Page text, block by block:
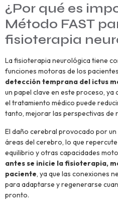
¿Por qué es
Método FAST
fisioterapia
La fisioterapia neurológica tiene
funciones motoras de los
detección temprana del ictus
un papel clave en este proceso, ya
el tratamiento médico puede
tanto, mejorar las perspectivas de
El daño cerebral provocado por
áreas del cerebro, lo que
equilibrio y otras capacidades
antes se inicie la fisioterapia,
paciente, ya que las conexiones
para adaptarse y regenerarse
pronto.